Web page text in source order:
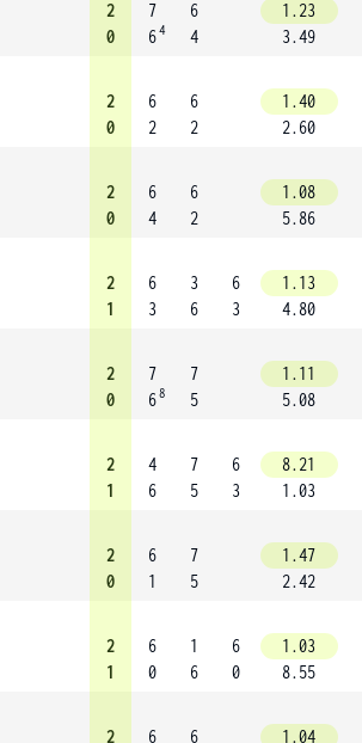
2
0
7
64
6
4
1.23
3.49
2
0
6
2
6
2
1.40
2.60
2
0
6
4
6
2
1.08
5.86
2
1
6
3
3
6
6
3
1.13
4.80
2
0
7
68
7
5
1.11
5.08
2
1
4
6
7
5
6
3
8.21
1.03
2
0
6
1
7
5
1.47
2.42
2
1
6
0
1
6
6
0
1.03
8.55
2
6
6
1.04